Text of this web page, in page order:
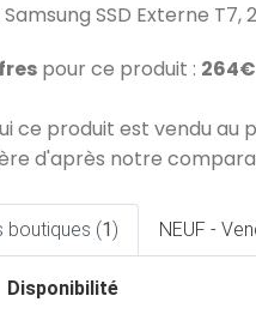
Samsung SSD Externe
pour ce produit : 264€
ce produit est vendu au
d'après notre
boutiques (1) NEUF -
Disponibilité